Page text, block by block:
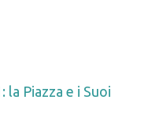
la Piazza e i Suoi